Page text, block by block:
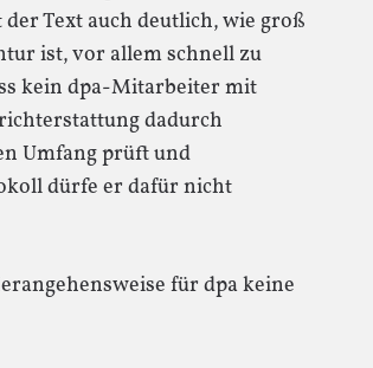
Text auch deutlich, wie groß
ist, vor allem schnell zu
kein dpa-Mitarbeiter mit
dadurch
Umfang prüft und
dürfe er dafür nicht
für dpa keine